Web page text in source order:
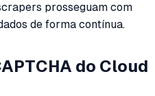
prosseguam com
de forma contínua.
do Cloud